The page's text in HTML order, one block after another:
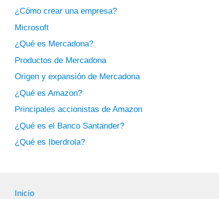
¿Cómo crear una empresa?
Microsoft
¿Qué es Mercadona?
Productos de Mercadona
Origen y expansión de Mercadona
¿Qué es Amazon?
Principales accionistas de Amazon
¿Qué es el Banco Santander?
¿Qué es Iberdrola?
Inicio